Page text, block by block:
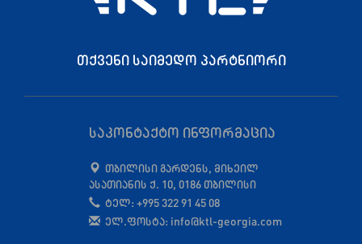
თქვენი საიმედო პარტნიორი
საკონტაქტო ინფორმაცია
თბილისი გარდენს, მიხეილ
ასათიანის ქ. 10, 0186 თბილისი
ტელ: +995 322 91 45 08
ელ.ფოსტა: info@ktl-georgia.com